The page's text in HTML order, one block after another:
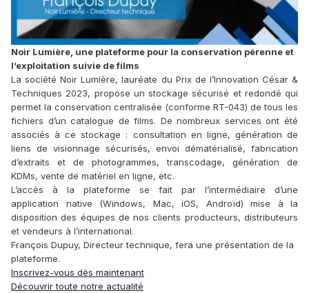
Noir Lumière, une plateforme pour la conservation pérenne et
l’exploitation suivie de films
La société Noir Lumière, lauréate du Prix de l’Innovation César &
Techniques 2023, propose un stockage sécurisé et redondé qui
permet la conservation centralisée (conforme RT-043) de tous les
fichiers d’un catalogue de films. De nombreux services ont été
associés à ce stockage : consultation en ligne, génération de
liens de visionnage sécurisés, envoi dématérialisé, fabrication
d’extraits et de photogrammes, transcodage, génération de
KDMs, vente de matériel en ligne, etc.
L’accès à la plateforme se fait par l’intermédiaire d’une
application native (Windows, Mac, iOS, Androïd) mise à la
disposition des équipes de nos clients producteurs, distributeurs
et vendeurs à l’international.
François Dupuy, Directeur technique, fera une présentation de la
plateforme.
Inscrivez-vous dès maintenant
Découvrir toute notre actualité